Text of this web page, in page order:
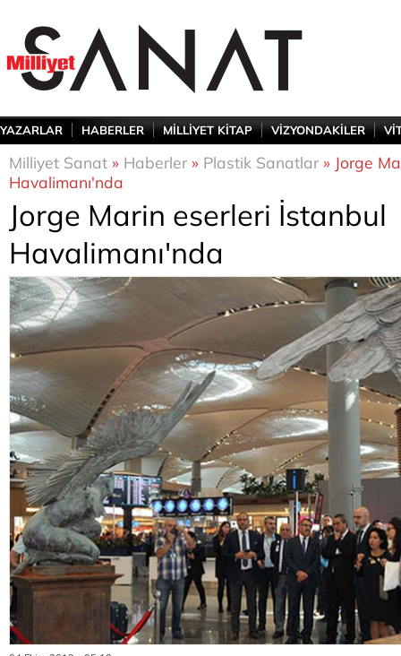
YAZARLAR HABERLER MİLLİYET KİTAP VİZYONDAKİLER
Milliyet Sanat » Haberler» Plastik Sanatlar» Jorge
Havalimanı'nda
Jorge Marin eserleri İstanbul
Havalimanı'nda